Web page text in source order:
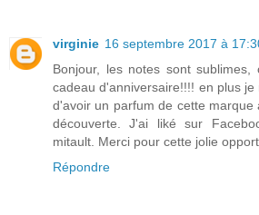
virginie 16 septembre 2017 à
Bonjour, les notes sont sublimes,
cadeau d'anniversaire!!!! en plus
d'avoir un parfum de cette marque
découverte. J'ai liké sur
mitault. Merci pour cette jolie
Répondre